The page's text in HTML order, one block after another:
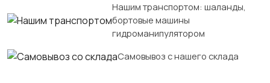
Нашим транспортом: шаланды,
бортовые машины
гидроманипулятором
Самовывоз с нашего склада